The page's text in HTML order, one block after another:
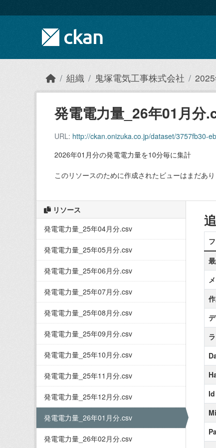
組織 鬼塚電気工事株式会社
発電電力量_26年01月分
URL: http://ckan.onizuka.co.jp/dataset/3757fb30-
2026年01月分の発電電力量を10分毎に集計
このリソースのために作成されたビューはまだあ
リソース
発電電力量_25年04月分.csv
発電電力量_25年05月分.csv
発電電力量_25年06月分.csv
発電電力量_25年07月分.csv
発電電力量_25年08月分.csv
発電電力量_25年09月分.csv
発電電力量_25年10月分.csv
発電電力量_25年11月分.csv
発電電力量_25年12月分.csv
発電電力量_26年01月分.csv
発電電力量_26年02月分.csv
Id